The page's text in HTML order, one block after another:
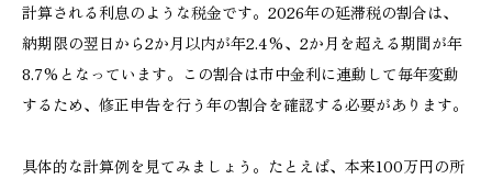
計算される利息のような税金です。2026年の延滞税の割合は、
納期限の翌日から2か月以内が年2.4%、2か月を超える期間が年
8.7%となっています。この割合は市中金利に連動して毎年変動
するため、修正申告を行う年の割合を確認する必要があります。
具体的な計算例を見てみましょう。たとえば、本来100万円の所